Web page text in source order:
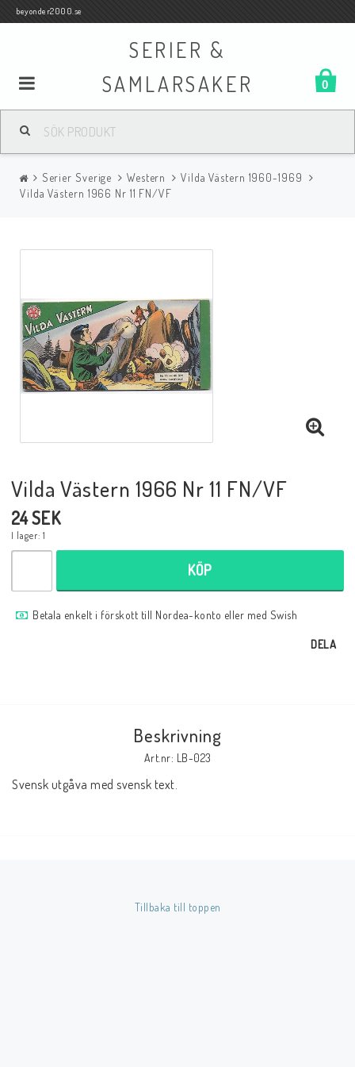
beyonder2000.se
SERIER &
SAMLARSAKER
0
Samlar- och Spelkort
Serier
Böcker
Film
Musik
Samlartillbehör
Kontaktformulär
Betala enkelt i förskott till konto i Nordea eller med Swish.
Serier Sverige Western
Vilda Västern 1960-1969
Vilda Västern 1966 Nr 11 FN/VF
Vilda Västern 1966 Nr 11 FN/VF
24 SEK
I lager: 1
KÖP
Betala enkelt i förskott till Nordea-konto eller med Swish
DELA
Beskrivning
Art.nr: LB-023
Svensk utgåva med svensk text.
Tillbaka till toppen